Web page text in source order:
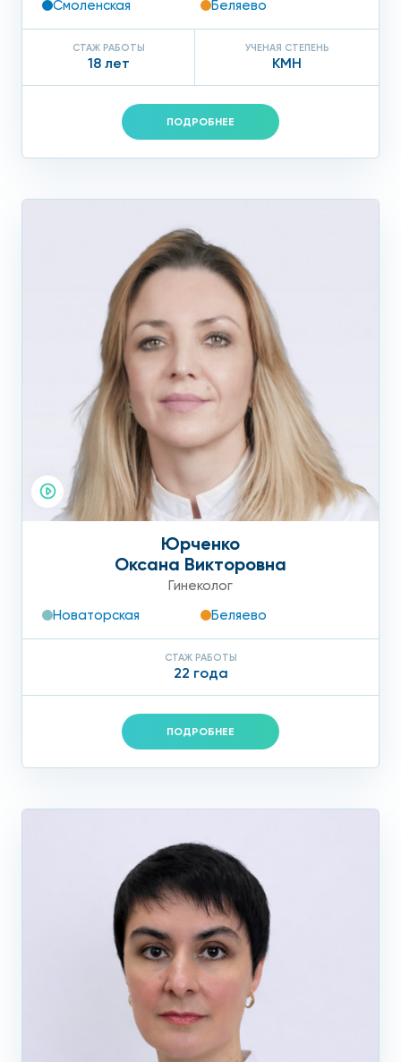
Смоленская Беляево
СТАЖ РАБОТЫ
18 лет
УЧЕНАЯ СТЕПЕНЬ
КМН
ПОДРОБНЕЕ
Юрченко
Оксана Викторовна
Гинеколог
Новаторская
Беляево
СТАЖ РАБОТЫ
22 года
ПОДРОБНЕЕ